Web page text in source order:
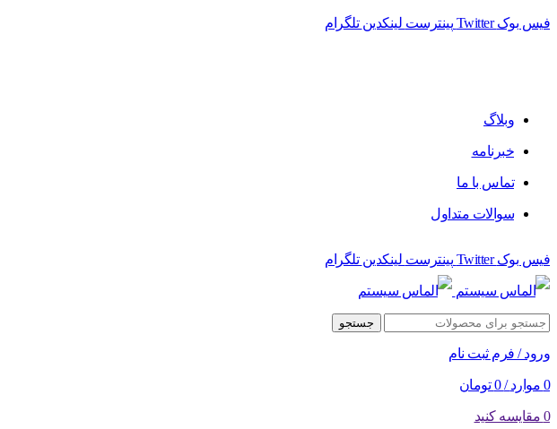
فیس بوک Twitter پینترست لینکدین تلگرام
وبلاگ
خبرنامه
تماس با ما
سوالات متداول
فیس بوک Twitter پینترست لینکدین تلگرام
جستجو
ورود / فرم ثبت نام
0 موارد /
0 تومان
0 مقایسه کنید